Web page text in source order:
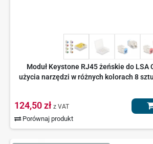
Moduł Keystone RJ45 żeńskie do LSA
użycia narzędzi w różnych kolorach 8
124,50 zł z VAT
Porównaj produkt